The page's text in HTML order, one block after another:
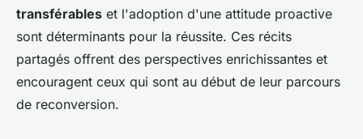
transférables et l'adoption d'une attitude proactive
sont déterminants pour la réussite. Ces récits
partagés offrent des perspectives enrichissantes et
encouragent ceux qui sont au début de leur parcours
de reconversion.